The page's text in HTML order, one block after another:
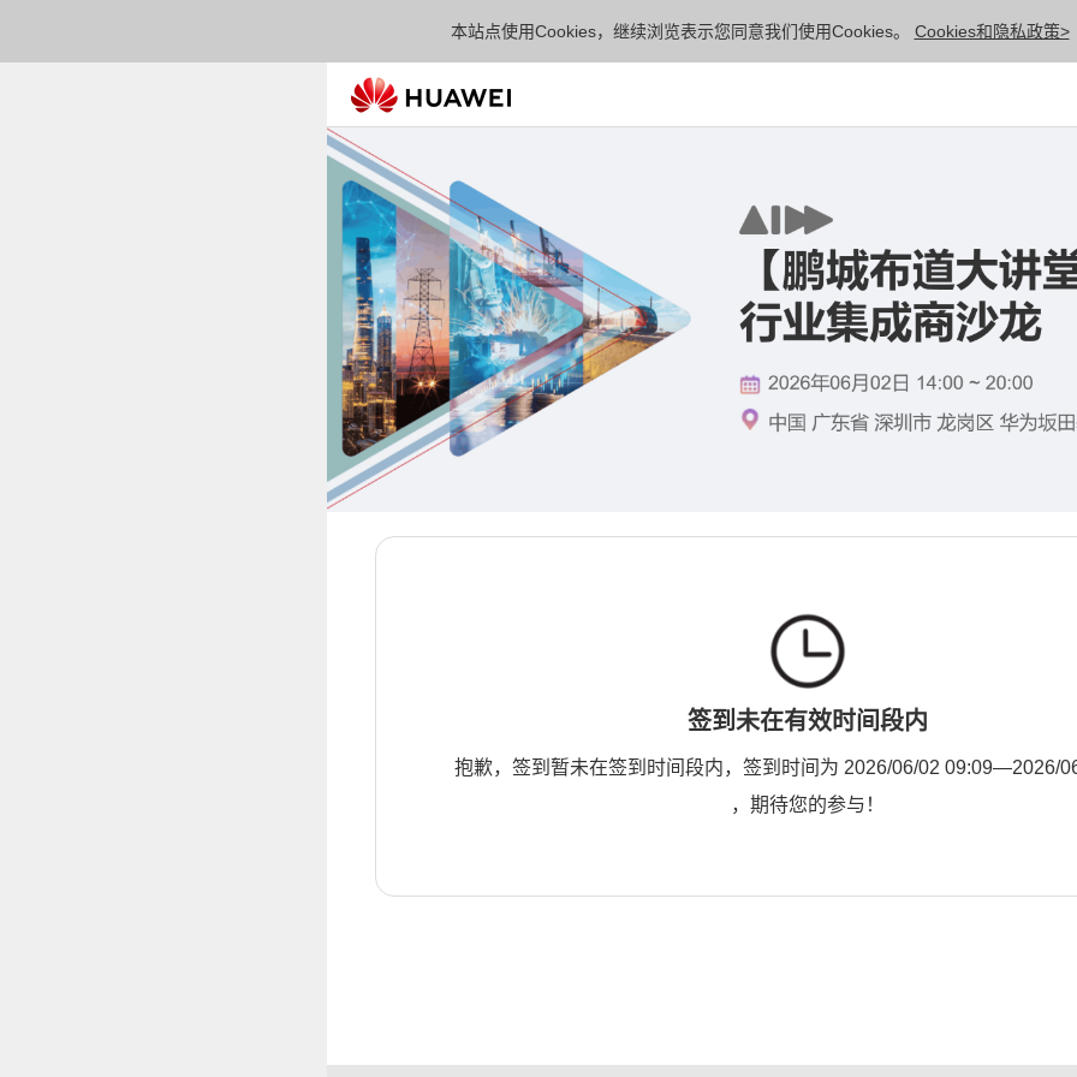
本站点使用Cookies，继续浏览表示您同意我们使用Cookies。 Cookies和隐私政策>
签到未在有效时间段内
抱歉，签到暂未在签到时间段内，签到时间为 2026/06/02 09:09—2026/
，期待您的参与！